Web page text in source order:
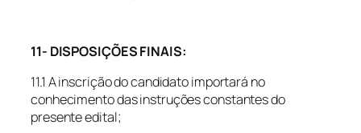
11- DISPOSIÇÕES FINAIS:
11.1 A inscrição do candidato importará no
conhecimento das instruções constantes do
presente edital;